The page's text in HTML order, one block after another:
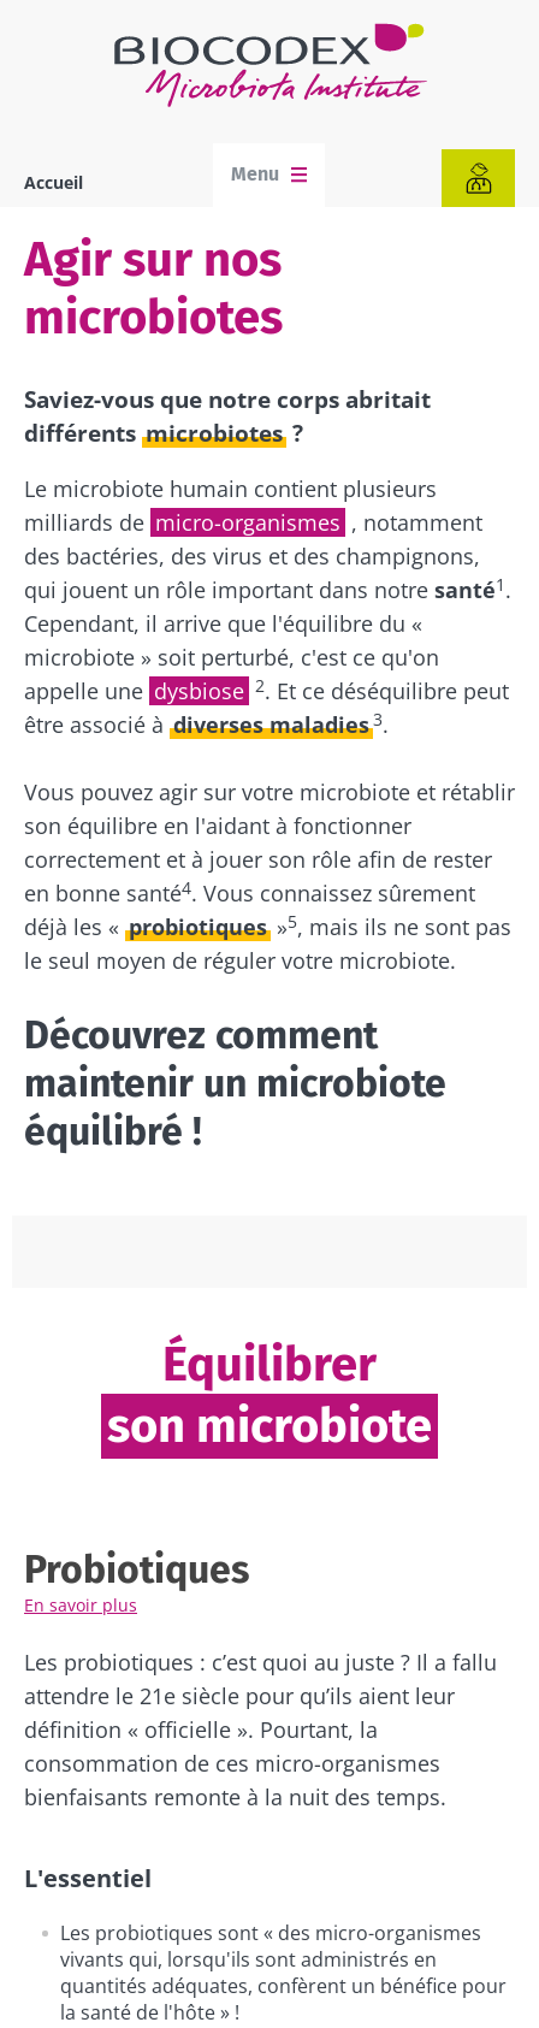
Accueil Menu
Agir sur nos
microbiotes
Saviez-vous que notre corps abritait
différents microbiotes ?
Le microbiote humain contient plusieurs
milliards de micro-organismes , notamment
des bactéries, des virus et des champignons,
qui jouent un rôle important dans notre santé1 .
Cependant, il arrive que l'équilibre du «
microbiote » soit perturbé, c'est ce qu'on
appelle une dysbiose 2. Et ce déséquilibre peut
être associé à diverses maladies3.
Vous pouvez agir sur votre microbiote et rétablir
son équilibre en l'aidant à fonctionner
correctement et à jouer son rôle afin de rester
en bonne santé4. Vous connaissez sûrement
déjà les « probiotiques »5, mais ils ne sont pas
le seul moyen de réguler votre microbiote.
Découvrez comment
maintenir un microbiote
équilibré !
Équilibrer
son microbiote
Probiotiques
En savoir plus
Les probiotiques : c’est quoi au juste ? Il a fallu
attendre le 21e siècle pour qu’ils aient leur
définition « officielle ». Pourtant, la
consommation de ces micro-organismes
bienfaisants remonte à la nuit des temps.
L'essentiel
Les probiotiques sont « des micro-organismes
vivants qui, lorsqu'ils sont administrés en
quantités adéquates, confèrent un bénéfice pour
la santé de l'hôte » !